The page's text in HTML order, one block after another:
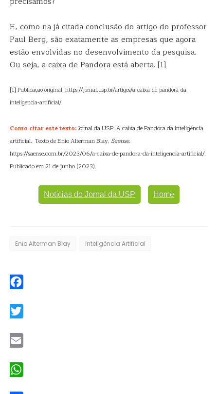
E, como na já citada conclusão do artigo do professor
Paul Berg, são exatamente as empresas que agora
estão envolvidas no desenvolvimento da pesquisa.
Ou seja, a caixa de Pandora está aberta. [1]
[1] Publicação original: https://jornal.usp.br/artigos/a-caixa-de-pandora-da-
inteligencia-artificial/.
Como citar este texto:Jornal da USP. A caixa de Pandora da inteligência
artificial. Texto de Enio Alterman Blay. Saense.
https://saense.com.br/2023/06/a-caixa-de-pandora-da-inteligencia-artificial/.
Publicado em 21 de junho (2023).
Notícias do Jornal da USP Home
Enio Alterman Blay Inteligência Artificial